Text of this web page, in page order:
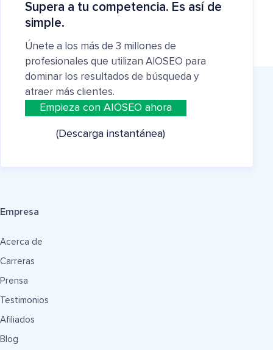
Supera a tu competencia. Es así de
simple.
Únete a los más de 3 millones de
profesionales que utilizan AIOSEO para
dominar los resultados de búsqueda y
atraer más clientes.
Empieza con AIOSEO ahora
(Descarga instantánea)
Empresa
Acerca de
Carreras
Prensa
Testimonios
Afiliados
Blog